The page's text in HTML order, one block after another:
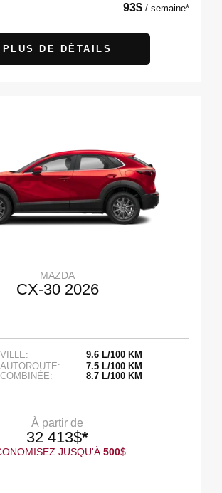
93$ / semaine*
PLUS DE DÉTAILS
MAZDA
CX-30 2026
VILLE:
9.6 L/100 KM
AUTOROUTE:
7.5 L/100 KM
COMBINÉE:
8.7 L/100 KM
À partir de
32 413$*
JUSQU'À500$